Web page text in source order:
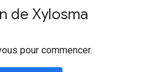
de Xylosma
pour commencer.